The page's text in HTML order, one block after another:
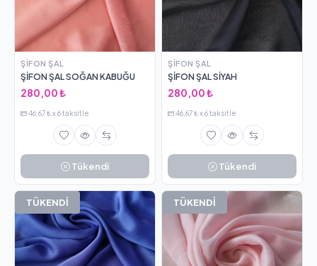
ŞIFON ŞAL
ŞİFON ŞAL SOĞAN KABUĞU
280,00 ₺
46,67 ₺ x 6 taksitle
Tükendi
ŞIFON ŞAL
ŞİFON ŞAL SİYAH
280,00 ₺
46,67 ₺ x 6 taksitle
Tükendi
TÜKENDİ TÜKENDİ